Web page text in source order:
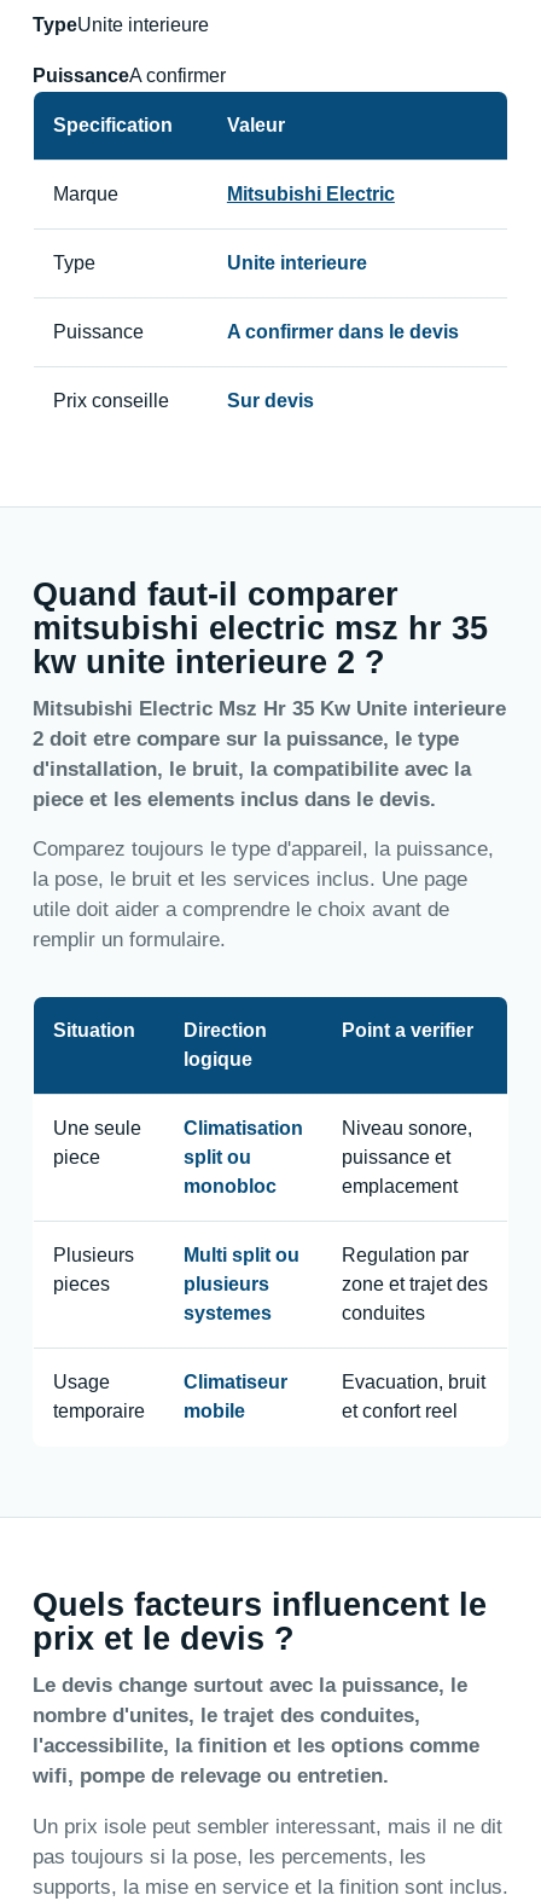
TypeUnite interieure
PuissanceA confirmer
Specification Valeur
Marque Mitsubishi Electric
Type Unite interieure
Puissance A confirmer dans le devis
Prix conseille Sur devis
Quand faut-il comparer
mitsubishi electric msz hr 35
kw unite interieure 2 ?
Mitsubishi Electric Msz Hr 35 Kw Unite interieure
2 doit etre compare sur la puissance, le type
d'installation, le bruit, la compatibilite avec la
piece et les elements inclus dans le devis.
Comparez toujours le type d'appareil, la puissance,
la pose, le bruit et les services inclus. Une page
utile doit aider a comprendre le choix avant de
remplir un formulaire.
Situation
Direction
logique
Point a verifier
Une seule
piece
Climatisation
split ou
monobloc
Niveau sonore,
puissance et
emplacement
Plusieurs
pieces
Multi split ou
plusieurs
systemes
Regulation par
zone et trajet des
conduites
Usage
temporaire
Climatiseur
mobile
Evacuation, bruit
et confort reel
Quels facteurs influencent le
prix et le devis ?
Le devis change surtout avec la puissance, le
nombre d'unites, le trajet des conduites,
l'accessibilite, la finition et les options comme
wifi, pompe de relevage ou entretien.
Un prix isole peut sembler interessant, mais il ne dit
pas toujours si la pose, les percements, les
supports, la mise en service et la finition sont inclus.